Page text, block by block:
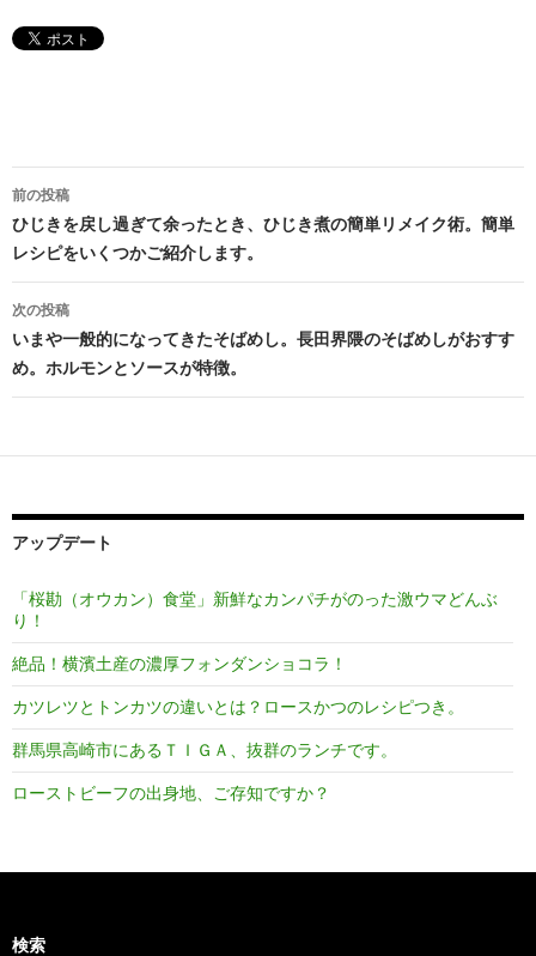
投
稿
ナ
ビ
ゲ
ー
ン
前の投稿
ひじきを戻し過ぎて余ったとき、ひじき煮の簡単リメイク術。簡単
レシピをいくつかご紹介します。
次の投稿
いまや一般的になってきたそばめし。長田界隈のそばめしがおすす
め。ホルモンとソースが特徴。
アップデート
「桜勘（オウカン）食堂」新鮮なカンパチがのった激ウマどんぶ
り！
絶品！横濱土産の濃厚フォンダンショコラ！
カツレツとトンカツの違いとは？ロースかつのレシピつき。
群馬県高崎市にあるＴＩＧＡ、抜群のランチです。
ローストビーフの出身地、ご存知ですか？
検索